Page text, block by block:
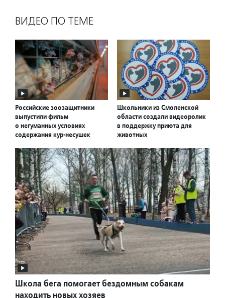
ВИДЕО ПО ТЕМЕ
Российские зоозащитники
выпустили фильм
о негуманных условиях
содержания кур-несушек
Школьники из Смоленской
области создали видеоролик
в поддержку приюта для
животных
Школа бега помогает бездомным собакам
находить новых хозяев